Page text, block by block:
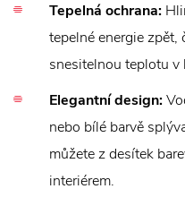
Tepelná ochrana:
tepelné energie
snesitelnou teplotu v
Elegantní design:
nebo bílé barvě
můžete z desítek
interiérem.